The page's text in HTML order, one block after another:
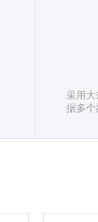
采用
据多个